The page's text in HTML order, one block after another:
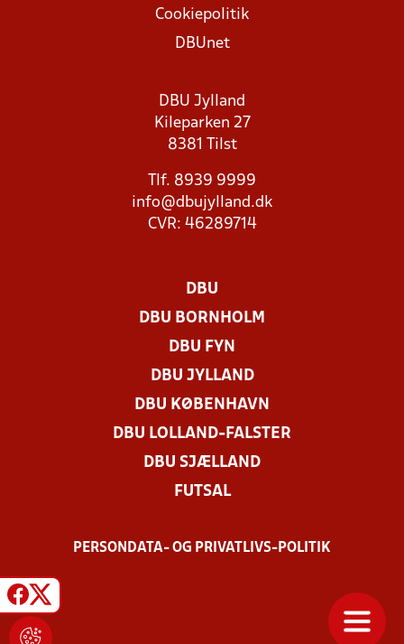
Cookiepolitik
DBUnet
DBU Jylland
Kileparken 27
8381 Tilst
Tlf. 8939 9999
info@dbujylland.dk
CVR: 46289714
DBU
DBU BORNHOLM
DBU FYN
DBU JYLLAND
DBU KØBENHAVN
DBU LOLLAND-FALSTER
DBU SJÆLLAND
FUTSAL
PERSONDATA- OG PRIVATLIVS-POLITIK